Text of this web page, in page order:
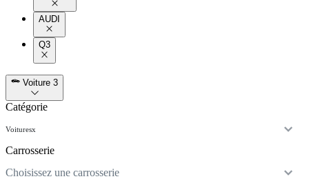
AUDI
Q3
Voiture 3
Catégorie
Voituresx
Carrosserie
Choisissez une carrosserie